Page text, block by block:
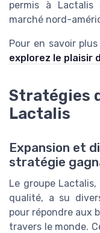
permis à
marché nord-
Pour en savoir
explorez le plaisir
Stratégies
Lactalis
Expansion et
stratégie
Le groupe
qualité, a su
pour répondre aux
travers le monde.